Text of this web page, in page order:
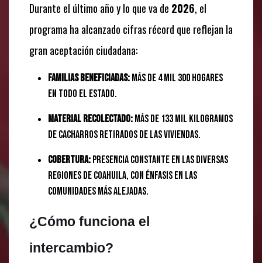
Durante el último año y lo que va de 2026, el
programa ha alcanzado cifras récord que reflejan la
gran aceptación ciudadana:
Familias beneficiadas:Más de 4 mil 300 hogares
en todo el estado.
Material recolectado:Más de 133 mil kilogramos
de cacharros retirados de las viviendas.
Cobertura:Presencia constante en las diversas
regiones de Coahuila, con énfasis en las
comunidades más alejadas.
¿Cómo funciona el
intercambio?